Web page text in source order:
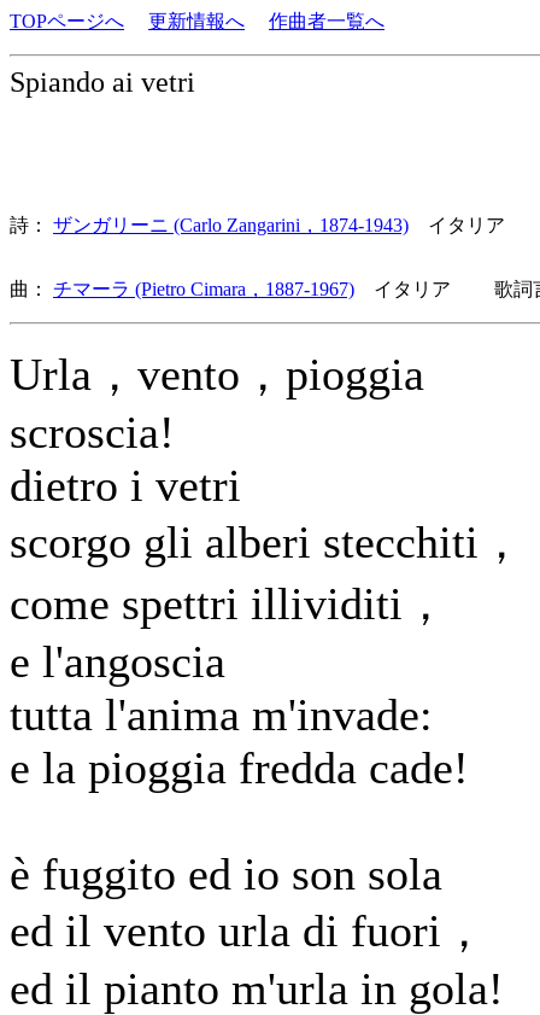
TOPページへ 更新情報へ 作曲者一覧へ
Spiando ai vetri
詩： ザンガリーニ (Carlo Zangarini，1874-1943) イタリア
曲： チマーラ (Pietro Cimara，1887-1967) イタリア 歌詞言
Urla，vento，pioggia
scroscia!
dietro i vetri
scorgo gli alberi stecchiti，
come spettri illividiti，
e l'angoscia
tutta l'anima m'invade:
e la pioggia fredda cade!
è fuggito ed io son sola
ed il vento urla di fuori，
ed il pianto m'urla in gola!